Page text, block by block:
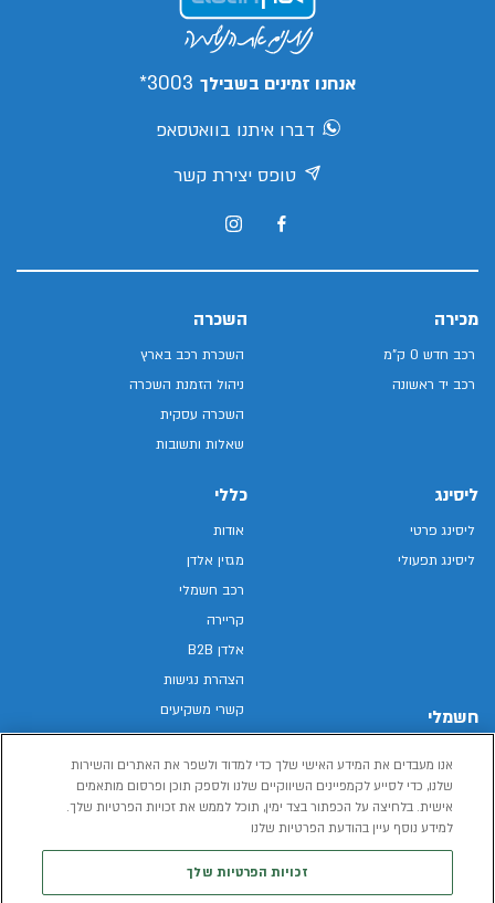
אנחנו זמינים בשבילך 3003*
דברו איתנו בוואטסאפ
טופס יצירת קשר
מכירה
רכב חדש 0 ק"מ
רכב יד ראשונה
השכרה
השכרת רכב בארץ
ניהול הזמנת השכרה
השכרה עסקית
שאלות ותשובות
ליסינג
ליסינג פרטי
ליסינג תפעולי
חשמלי
רכב חשמלי
הכל על רכב חשמלי
כללי
אודות
מגזין אלדן
רכב חשמלי
קריירה
אלדן B2B
הצהרת נגישות
קשרי משקיעים
מפת האתר
מדיניות פרטיות
תנאי שימוש
אנו מעבדים את המידע האישי שלך כדי למדוד ולשפר את האתרים והשירות
שלנו, כדי לסייע לקמפיינים השיווקיים שלנו ולספק תוכן ופרסום מותאמים
אישית. בלחיצה על הכפתור בצד ימין, תוכל לממש את זכויות הפרטיות שלך.
למידע נוסף עיין בהודעת הפרטיות שלנו
זכויות הפרטיות שלך